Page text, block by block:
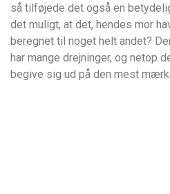
så tilføjede det også en
det muligt, at det, hendes mor
beregnet til noget helt andet?
har mange drejninger, og netop
begive sig ud på den mest